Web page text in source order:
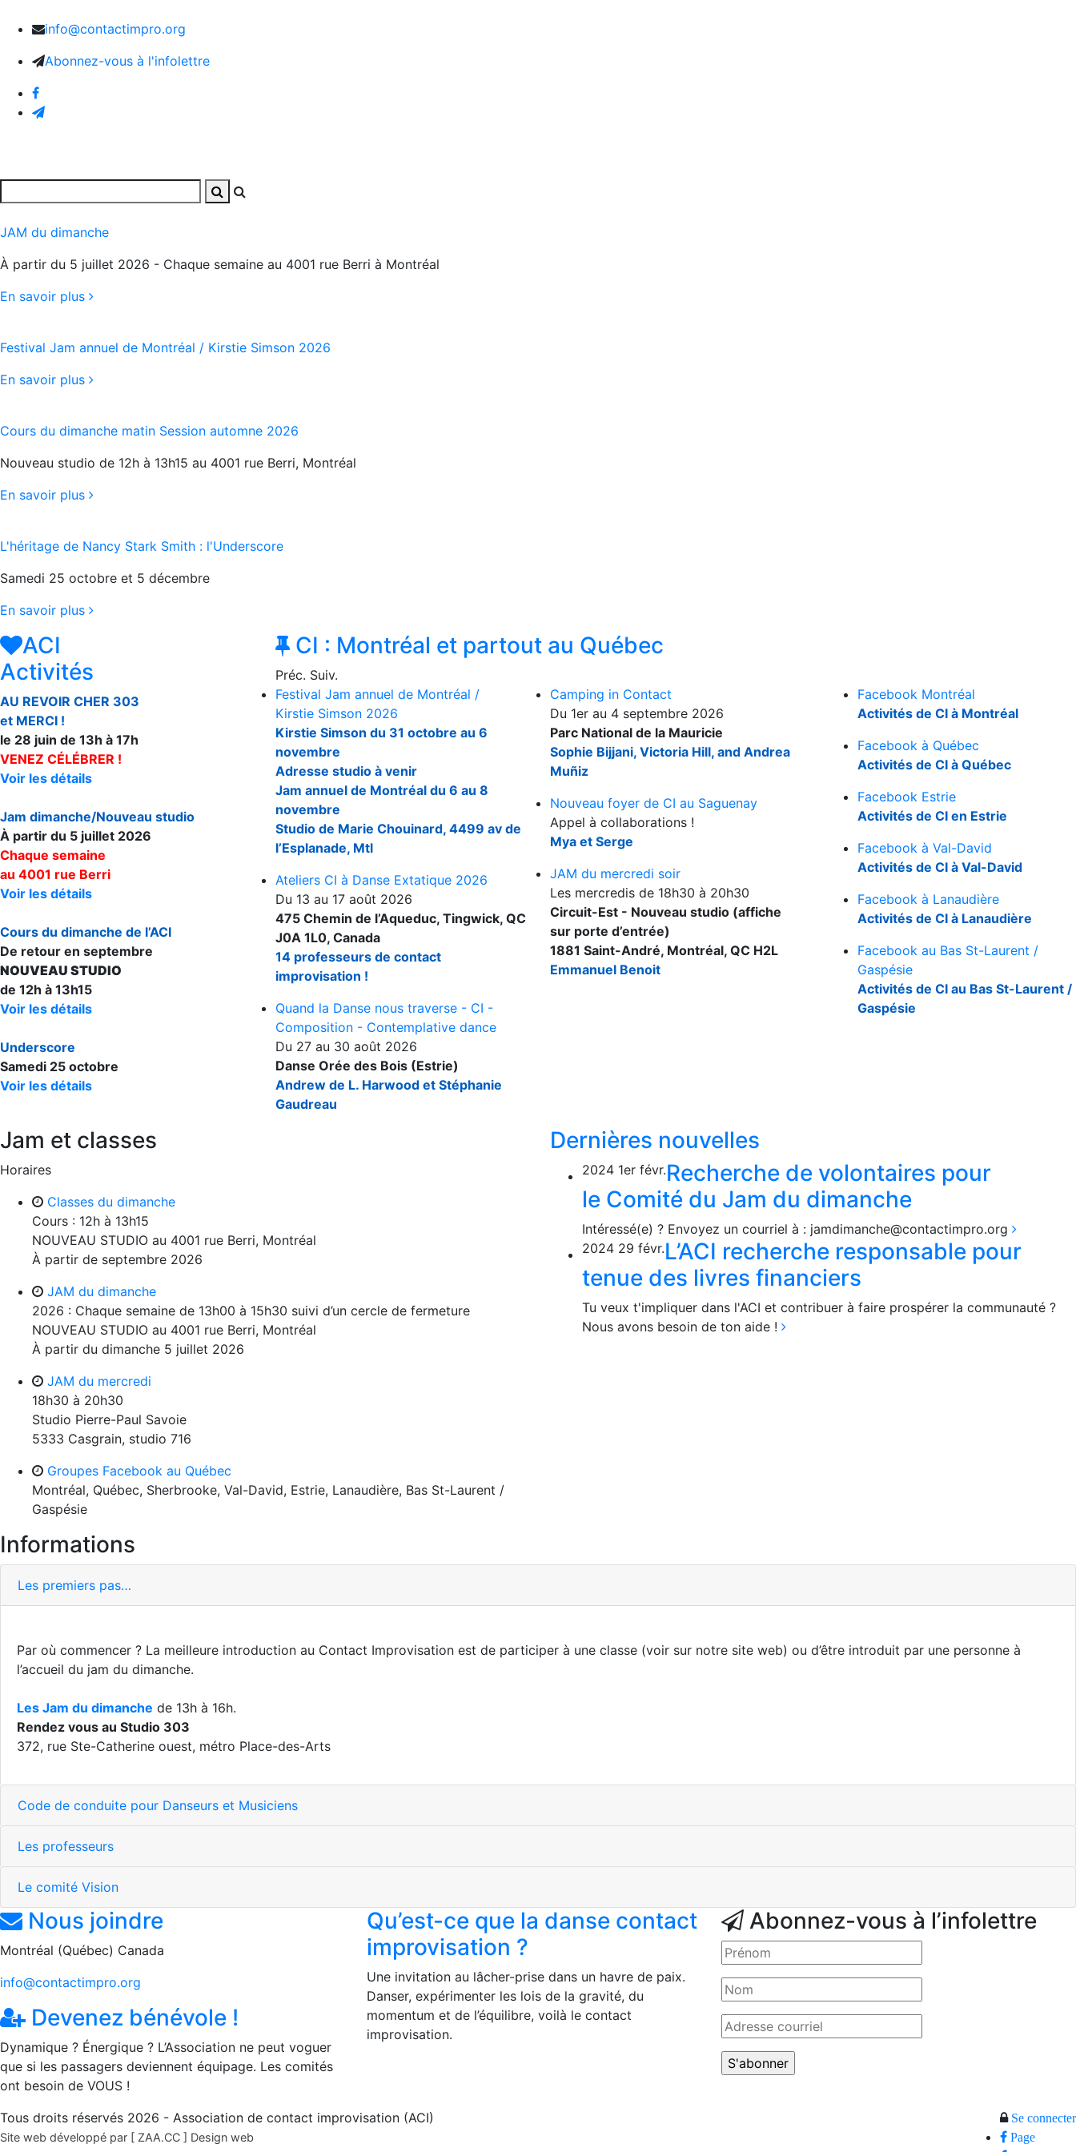
info@contactimpro.org
Abonnez-vous à l'infolettre
JAM du dimanche
À partir du 5 juillet 2026 - Chaque semaine au 4001 rue Berri à Montréal
En savoir plus
Festival Jam annuel de Montréal / Kirstie Simson 2026
En savoir plus
Cours du dimanche matin Session automne 2026
Nouveau studio de 12h à 13h15 au 4001 rue Berri, Montréal
En savoir plus
L'héritage de Nancy Stark Smith : l'Underscore
Samedi 25 octobre et 5 décembre
En savoir plus
ACI
Activités
AU REVOIR CHER 303
et MERCI !
le 28 juin de 13h à 17h
VENEZ CÉLÉBRER !
Voir les détails
Jam dimanche/Nouveau studio
À partir du 5 juillet 2026
Chaque semaine
au 4001 rue Berri
Voir les détails
Cours du dimanche de l’ACI
De retour en septembre
NOUVEAU STUDIO
de 12h à 13h15
Voir les détails
Underscore
Samedi 25 octobre
Voir les détails
CI : Montréal et partout au Québec
Préc. Suiv.
Festival Jam annuel de Montréal /
Kirstie Simson 2026
Kirstie Simson du 31 octobre au 6
novembre
Adresse studio à venir
Jam annuel de Montréal du 6 au 8
novembre
Studio de Marie Chouinard, 4499 av de
l’Esplanade, Mtl
Ateliers CI à Danse Extatique 2026
Du 13 au 17 août 2026
475 Chemin de l’Aqueduc, Tingwick, QC
J0A 1L0, Canada
14 professeurs de contact
improvisation !
Quand la Danse nous traverse - CI -
Composition - Contemplative dance
Du 27 au 30 août 2026
Danse Orée des Bois (Estrie)
Andrew de L. Harwood et Stéphanie
Gaudreau
Camping in Contact
Du 1er au 4 septembre 2026
Parc National de la Mauricie
Sophie Bijjani, Victoria Hill, and Andrea
Muñiz
Nouveau foyer de CI au Saguenay
Appel à collaborations !
Mya et Serge
JAM du mercredi soir
Les mercredis de 18h30 à 20h30
Circuit-Est - Nouveau studio (affiche
sur porte d’entrée)
1881 Saint-André, Montréal, QC H2L
Emmanuel Benoit
Facebook Montréal
Activités de CI à Montréal
Facebook à Québec
Activités de CI à Québec
Facebook Estrie
Activités de CI en Estrie
Facebook à Val-David
Activités de CI à Val-David
Facebook à Lanaudière
Activités de CI à Lanaudière
Facebook au Bas St-Laurent /
Gaspésie
Activités de CI au Bas St-Laurent /
Gaspésie
Jam et classes
Horaires
Classes du dimanche
Cours : 12h à 13h15
NOUVEAU STUDIO au 4001 rue Berri, Montréal
À partir de septembre 2026
JAM du dimanche
2026 : Chaque semaine de 13h00 à 15h30 suivi d’un cercle de fermeture
NOUVEAU STUDIO au 4001 rue Berri, Montréal
À partir du dimanche 5 juillet 2026
JAM du mercredi
18h30 à 20h30
Studio Pierre-Paul Savoie
5333 Casgrain, studio 716
Groupes Facebook au Québec
Montréal, Québec, Sherbrooke, Val-David, Estrie, Lanaudière, Bas St-Laurent /
Gaspésie
Dernières nouvelles
2024 1er févr.Recherche de volontaires pour
le Comité du Jam du dimanche
Intéressé(e) ? Envoyez un courriel à : jamdimanche@contactimpro.org
2024 29 févr.L’ACI recherche responsable pour
tenue des livres financiers
Tu veux t'impliquer dans l'ACI et contribuer à faire prospérer la communauté ?
Nous avons besoin de ton aide !
Informations
Les premiers pas…
Par où commencer ? La meilleure introduction au Contact Improvisation est de participer à une classe (voir sur notre site web) ou d’être introduit par une personne à
l’accueil du jam du dimanche.
Les Jam du dimanche de 13h à 16h.
Rendez vous au Studio 303
372, rue Ste-Catherine ouest, métro Place-des-Arts
Code de conduite pour Danseurs et Musiciens
Les professeurs
Le comité Vision
Nous joindre
Montréal (Québec) Canada
info@contactimpro.org
Devenez bénévole !
Dynamique ? Énergique ? L’Association ne peut voguer
que si les passagers deviennent équipage. Les comités
ont besoin de VOUS !
Qu’est-ce que la danse contact
improvisation ?
Une invitation au lâcher-prise dans un havre de paix.
Danser, expérimenter les lois de la gravité, du
momentum et de l’équilibre, voilà le contact
improvisation.
Abonnez-vous à l’infolettre
Tous droits réservés 2026 - Association de contact improvisation (ACI)
Site web développé par [ ZAA.CC ] Design web
Se connecter
Page